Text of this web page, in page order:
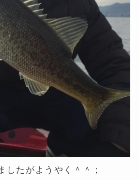
したがようやく＾＾；